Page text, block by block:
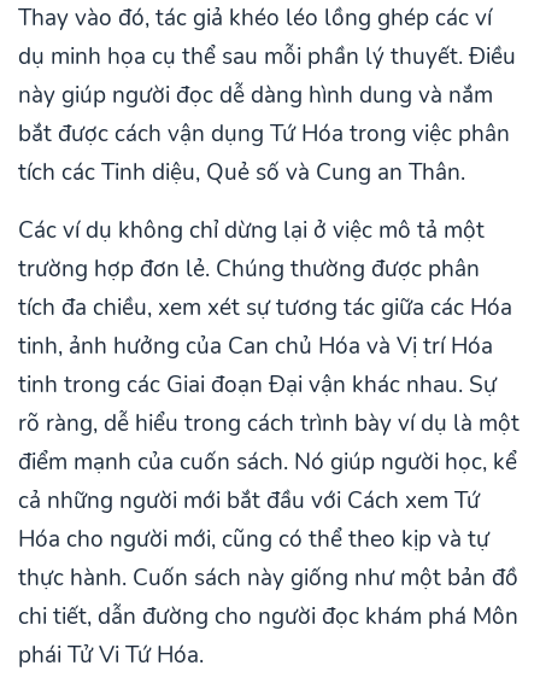
Thay vào đó, tác giả khéo léo lồng ghép các ví
dụ minh họa cụ thể sau mỗi phần lý thuyết. Điều
này giúp người đọc dễ dàng hình dung và nắm
bắt được cách vận dụng Tứ Hóa trong việc phân
tích các Tinh diệu, Quẻ số và Cung an Thân.
Các ví dụ không chỉ dừng lại ở việc mô tả một
trường hợp đơn lẻ. Chúng thường được phân
tích đa chiều, xem xét sự tương tác giữa các Hóa
tinh, ảnh hưởng của Can chủ Hóa và Vị trí Hóa
tinh trong các Giai đoạn Đại vận khác nhau. Sự
rõ ràng, dễ hiểu trong cách trình bày ví dụ là một
điểm mạnh của cuốn sách. Nó giúp người học, kể
cả những người mới bắt đầu với Cách xem Tứ
Hóa cho người mới, cũng có thể theo kịp và tự
thực hành. Cuốn sách này giống như một bản đồ
chi tiết, dẫn đường cho người đọc khám phá Môn
phái Tử Vi Tứ Hóa.